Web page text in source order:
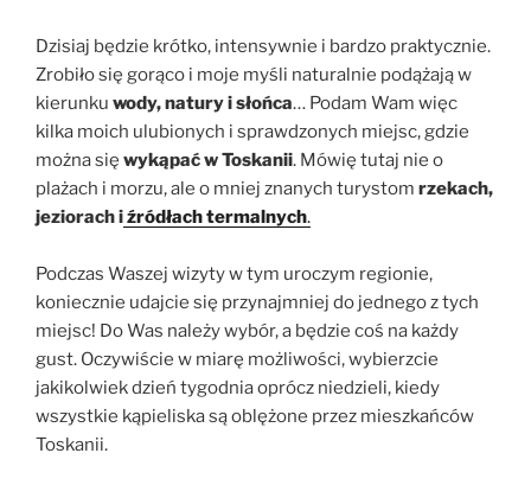
Dzisiaj będzie krótko, intensywnie i bardzo praktycznie.
Zrobiło się gorąco i moje myśli naturalnie podążają w
kierunku wody, natury i słońca… Podam Wam więc
kilka moich ulubionych i sprawdzonych miejsc, gdzie
można się wykąpać wToskanii. Mówię tutaj nie o
plażach i morzu, ale o mniej znanych turystom rzekach,
jeziorach iźródłach termalnych.
Podczas Waszej wizyty w tym uroczym regionie,
koniecznie udajcie się przynajmniej do jednego z tych
miejsc! Do Was należy wybór, a będzie coś na każdy
gust. Oczywiście w miarę możliwości, wybierzcie
jakikolwiek dzień tygodnia oprócz niedzieli, kiedy
wszystkie kąpieliska są oblężone przez mieszkańców
Toskanii.